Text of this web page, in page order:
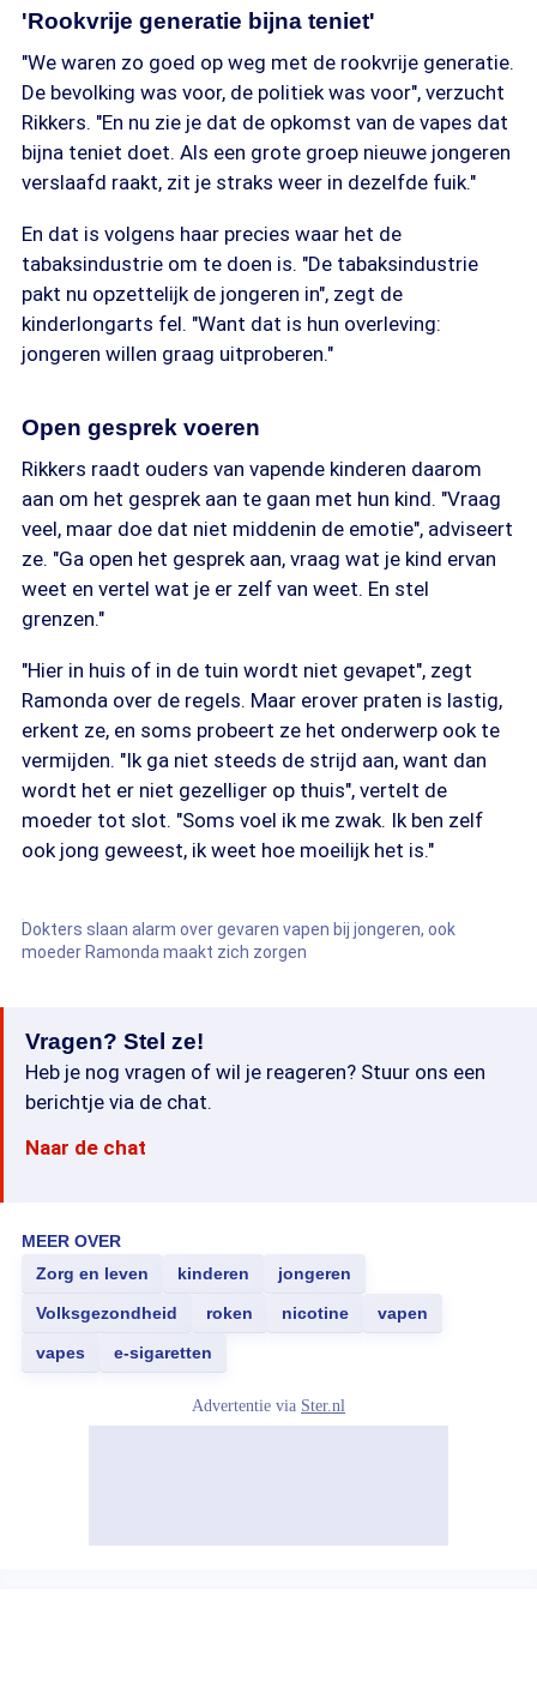
'Rookvrije generatie bijna teniet'
"We waren zo goed op weg met de rookvrije generatie.
De bevolking was voor, de politiek was voor", verzucht
Rikkers. "En nu zie je dat de opkomst van de vapes dat
bijna teniet doet. Als een grote groep nieuwe jongeren
verslaafd raakt, zit je straks weer in dezelfde fuik."
En dat is volgens haar precies waar het de
tabaksindustrie om te doen is. "De tabaksindustrie
pakt nu opzettelijk de jongeren in", zegt de
kinderlongarts fel. "Want dat is hun overleving:
jongeren willen graag uitproberen."
Open gesprek voeren
Rikkers raadt ouders van vapende kinderen daarom
aan om het gesprek aan te gaan met hun kind. "Vraag
veel, maar doe dat niet middenin de emotie", adviseert
ze. "Ga open het gesprek aan, vraag wat je kind ervan
weet en vertel wat je er zelf van weet. En stel
grenzen."
"Hier in huis of in de tuin wordt niet gevapet", zegt
Ramonda over de regels. Maar erover praten is lastig,
erkent ze, en soms probeert ze het onderwerp ook te
vermijden. "Ik ga niet steeds de strijd aan, want dan
wordt het er niet gezelliger op thuis", vertelt de
moeder tot slot. "Soms voel ik me zwak. Ik ben zelf
ook jong geweest, ik weet hoe moeilijk het is."
Dokters slaan alarm over gevaren vapen bij jongeren, ook
moeder Ramonda maakt zich zorgen
Vragen? Stel ze!
Heb je nog vragen of wil je reageren? Stuur ons een
berichtje via de chat.
Naar de chat
MEER OVER
Zorg en leven
kinderen jongeren
Volksgezondheid roken nicotine vapen
vapes e-sigaretten
Advertentie via Ster.nl